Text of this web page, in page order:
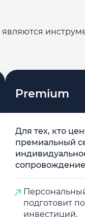
Premium
Для тех, кто
премиальный
сопровождение
подготовит
инвестиций,